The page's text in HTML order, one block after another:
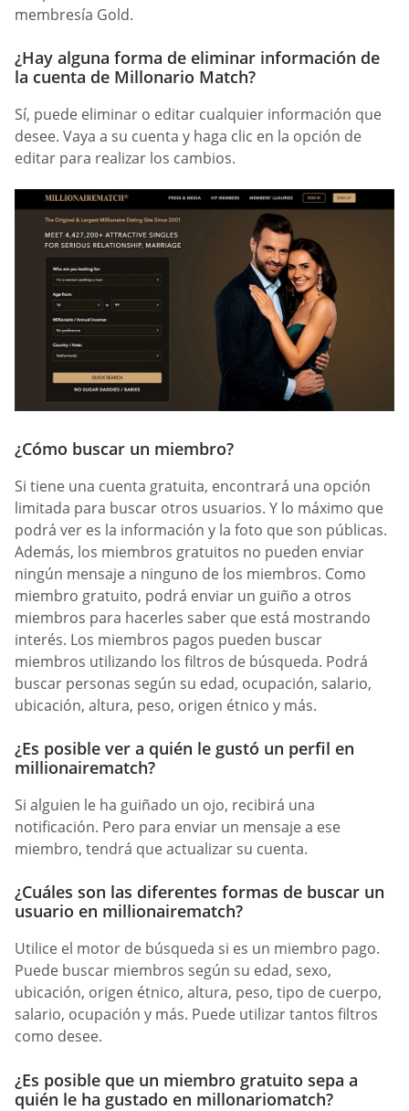
membresía Gold.
¿Hay alguna forma de eliminar información de
la cuenta de Millonario Match?
Sí, puede eliminar o editar cualquier información que
desee. Vaya a su cuenta y haga clic en la opción de
editar para realizar los cambios.
¿Cómo buscar un miembro?
Si tiene una cuenta gratuita, encontrará una opción
limitada para buscar otros usuarios. Y lo máximo que
podrá ver es la información y la foto que son públicas.
Además, los miembros gratuitos no pueden enviar
ningún mensaje a ninguno de los miembros. Como
miembro gratuito, podrá enviar un guiño a otros
miembros para hacerles saber que está mostrando
interés. Los miembros pagos pueden buscar
miembros utilizando los filtros de búsqueda. Podrá
buscar personas según su edad, ocupación, salario,
ubicación, altura, peso, origen étnico y más.
¿Es posible ver a quién le gustó un perfil en
millionairematch?
Si alguien le ha guiñado un ojo, recibirá una
notificación. Pero para enviar un mensaje a ese
miembro, tendrá que actualizar su cuenta.
¿Cuáles son las diferentes formas de buscar un
usuario en millionairematch?
Utilice el motor de búsqueda si es un miembro pago.
Puede buscar miembros según su edad, sexo,
ubicación, origen étnico, altura, peso, tipo de cuerpo,
salario, ocupación y más. Puede utilizar tantos filtros
como desee.
¿Es posible que un miembro gratuito sepa a
quién le ha gustado en millonariomatch?